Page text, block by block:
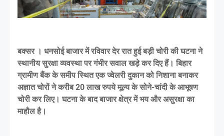
बक्सर । धनसोई बाजार में रविवार देर रात हुई बड़ी चोरी की घटना ने
स्थानीय सुरक्षा व्यवस्था पर गंभीर सवाल खड़े कर दिए हैं। बिहार
ग्रामीण बैंक के समीप स्थित एक ज्वेलरी दुकान को निशाना बनाकर
अज्ञात चोरों ने करीब 20 लाख रुपये मूल्य के सोने-चांदी के आभूषण
चोरी कर लिए। घटना के बाद बाजार क्षेत्र में भय और असुरक्षा का
माहौल है।